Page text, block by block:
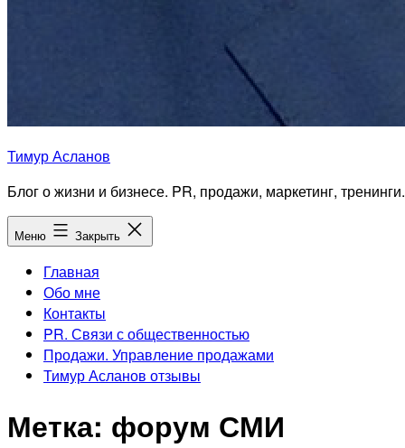
Тимур Асланов
Блог о жизни и бизнесе. PR, продажи, маркетинг, тренинги.
Меню Закрыть
Главная
Обо мне
Контакты
PR. Связи с общественностью
Продажи. Управление продажами
Тимур Асланов отзывы
Метка: форум СМИ